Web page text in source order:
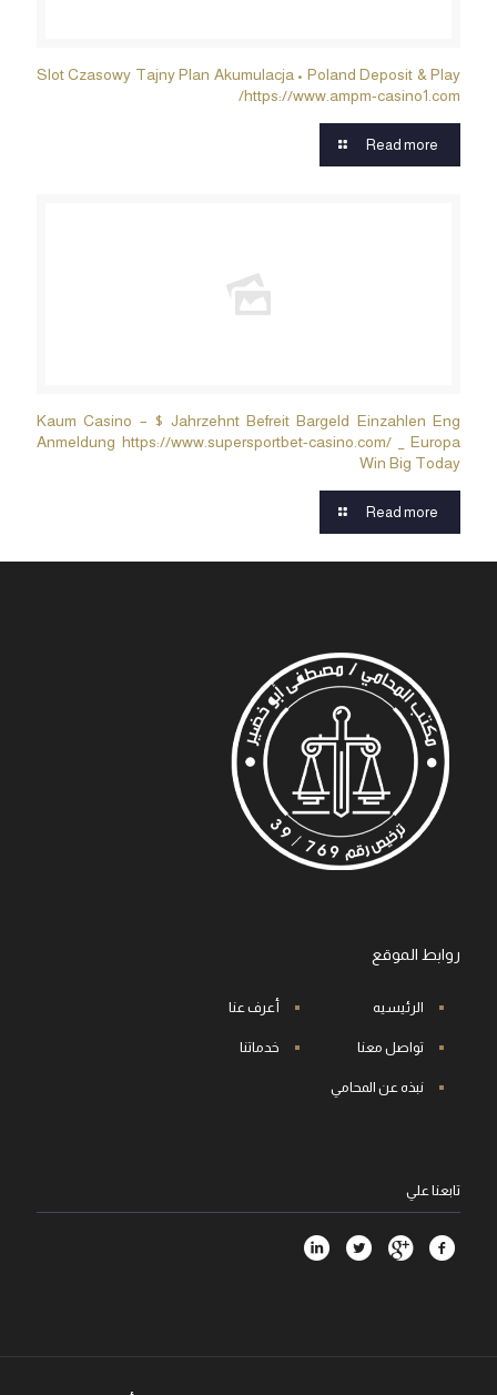
Slot Czasowy Tajny Plan Akumulacja • Poland Deposit & Play
https://www.ampm-casino1.com/
Read more
Kaum Casino – $ Jahrzehnt Befreit Bargeld Einzahlen Eng
Anmeldung https://www.supersportbet-casino.com/ _ Europa
Win Big Today
Read more
روابط الموقع
الرئيسيه أعرف عنا
تواصل معنا خدماتنا
نبذه عن المحامي
تابعنا علي